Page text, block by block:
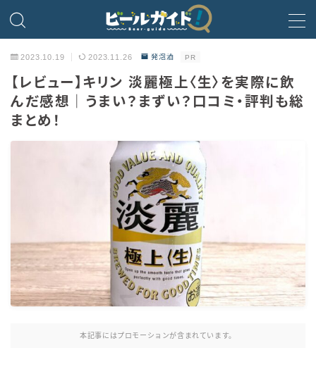
ビール
発泡酒
新ジャンル・第3のビール
HOPPIN’ GARAGE
ノンアルコールビール
2023.10.19 2023.11.26 発泡酒 PR
【レビュー】キリン 淡麗極上〈生〉を実際に飲
んだ感想｜うまい？まずい？口コミ・評判も総
まとめ！
本記事にはプロモーションが含まれています。